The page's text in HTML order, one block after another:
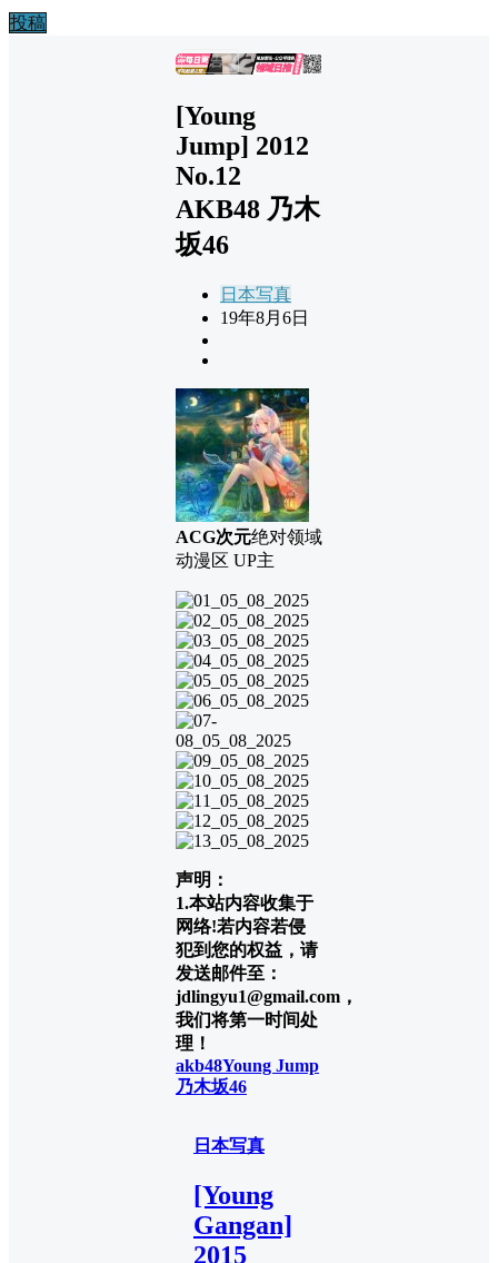
投稿
广告
[Young
Jump] 2012
No.12
AKB48 乃木
坂46
日本写真
19年8月6日
ACG次元绝对领域
动漫区 UP主
声明：
1.本站内容收集于
网络!若内容若侵
犯到您的权益，请
发送邮件至：
jdlingyu1@gmail.com，
我们将第一时间处
理！
akb48Young Jump
乃木坂46
日本写真
[Young
Gangan]
2015